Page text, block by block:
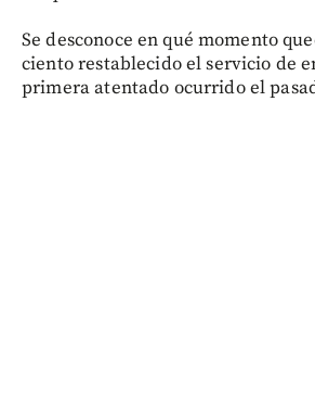
Se desconoce en qué momento
ciento restablecido el servicio de
primera atentado ocurrido el